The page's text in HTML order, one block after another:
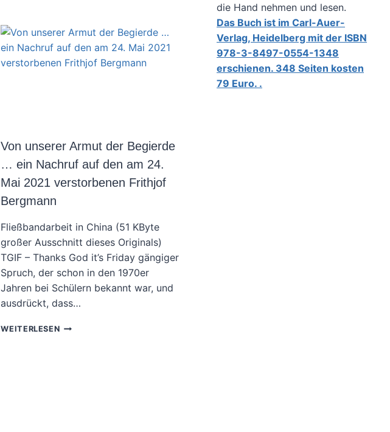
„TRÄGE
TRANSFORMATION“
Von unserer Armut der Begierde
… ein Nachruf auf den am 24.
Mai 2021 verstorbenen Frithjof
Bergmann
Fließbandarbeit in China (51 KByte
großer Ausschnitt dieses Originals)
TGIF – Thanks God it’s Friday gängiger
Spruch, der schon in den 1970er
Jahren bei Schülern bekannt war, und
ausdrückt, dass…
WEITERLESENVON
die Hand nehmen und lesen.
Das Buch ist im Carl-Auer-
Verlag, Heidelberg mit der ISBN
978-3-8497-0554-1348
erschienen. 348 Seiten kosten
79 Euro. .